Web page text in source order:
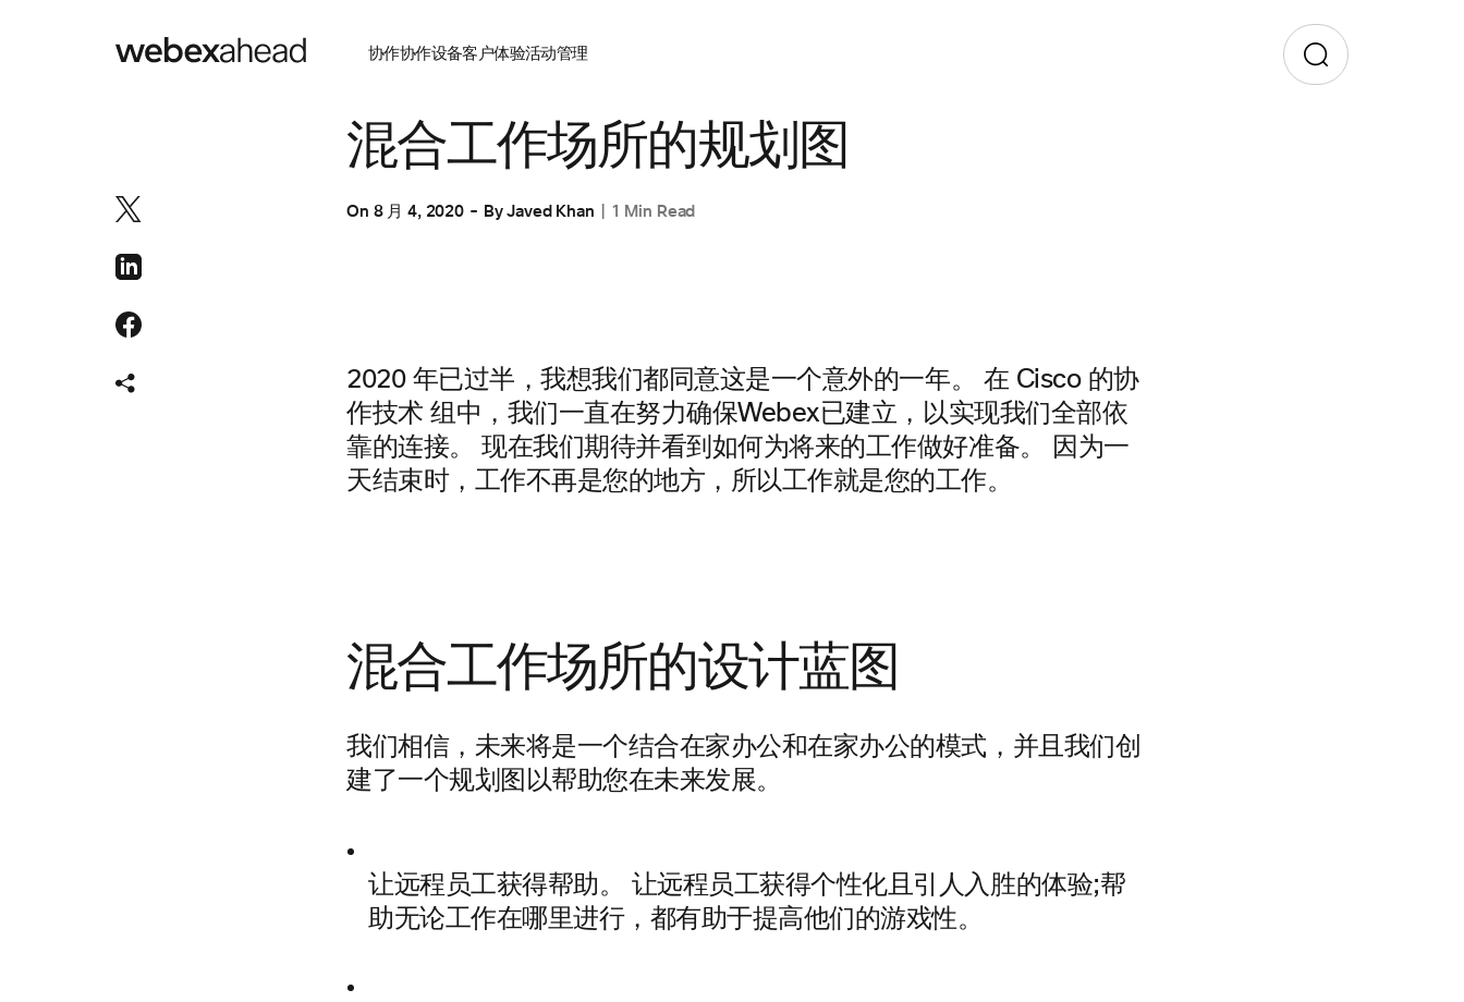
协作协作设备客户体验活动管理
混合工作场所的规划图
On 8 月 4, 2020 ByJaved Khan 1 Min Read
2020 年已过半，我想我们都同意这是一个意外的一年。 在 Cisco 的协
作技术组中，我们一直在努力确保Webex已建立，以实现我们全部依
靠的连接。 现在我们期待并看到如何为将来的工作做好准备。 因为一
天结束时，工作不再是您的地方，所以工作就是您的工作。
混合工作场所的设计蓝图
我们相信，未来将是一个结合在家办公和在家办公的模式，并且我们创
建了一个规划图以帮助您在未来发展。
让远程员工获得帮助。
让远程员工获得个性化且引人入胜的体验;帮
助无论工作在哪里进行，都有助于提高他们的游戏性。